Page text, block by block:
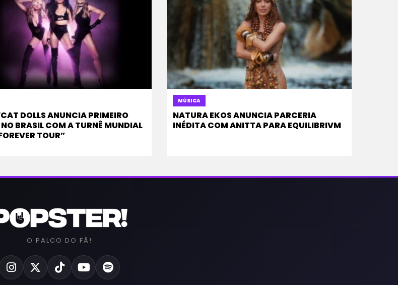
DOLLS ANUNCIA PRIMEIRO
BRASIL COM A TURNÊ MUNDIAL
TOUR”
MÚSICA
NATURA EKOS ANUNCIA PARCERIA
INÉDITA COM ANITTA PARA EQUILIBRIVM
O PALCO DO FÃ!